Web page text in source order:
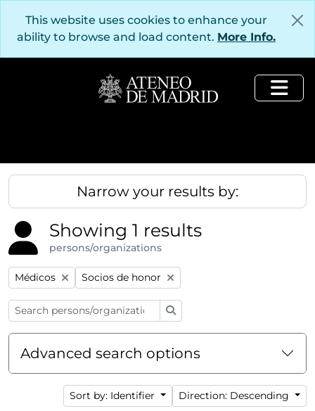
This website uses cookies to enhance your
ability to browse and load content. More Info.
Narrow your results by:
Showing 1 results
persons/organizations
Remove filter:
Médicos Remove filter:
Socios de honor
Advanced search options
Sort by: Identifier Direction: Descending